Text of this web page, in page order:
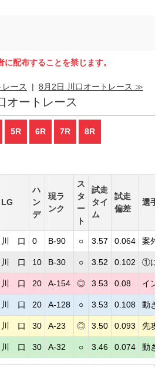
配布することを禁じます。
ース | 8月2日 川口オートレース ≫
オートレース
5R 6R 7R 8R
LG
ハ
ン
デ
現ラ
ンク
ス
タ
ー
ト
試走
タイ
ム
試走
偏差
選手
川 口 0 B-90 ○ 3.57 0.064 案外
川 口 10 B-30 ○ 3.52 0.102 ①に
川 口 20 A-154 ◎ 3.53 0.08 イン
川 口 20 A-128 ○ 3.53 0.108 動き
川 口 30 A-23 ◎ 3.50 0.093 先攻
川 口 30 A-32 ○ 3.46 0.074 動き